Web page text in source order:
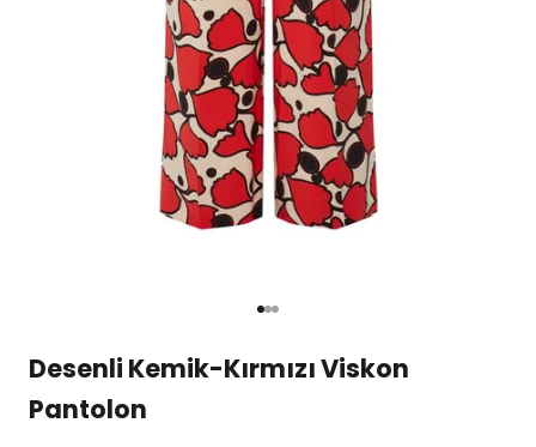
1 ögesine git
2 ögesine git
3 ögesine git
Desenli Kemik-Kırmızı Viskon
Pantolon